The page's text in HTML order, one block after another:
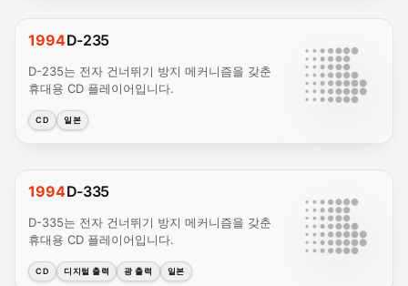
1994D-235
D-235는 전자 건너뛰기 방지 메커니즘을 갖춘
휴대용 CD 플레이어입니다.
CD 일본
1994D-335
D-335는 전자 건너뛰기 방지 메커니즘을 갖춘
휴대용 CD 플레이어입니다.
CD 디지털 출력 광 출력 일본